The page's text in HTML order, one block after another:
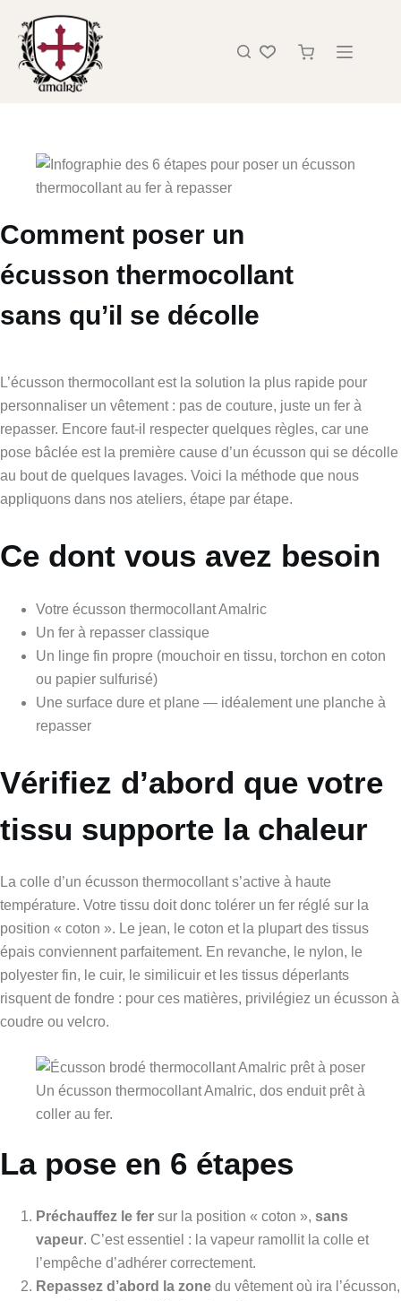
Comment poser un
écusson thermocollant
sans qu’il se décolle
L’écusson thermocollant est la solution la plus rapide pour
personnaliser un vêtement : pas de couture, juste un fer à
repasser. Encore faut-il respecter quelques règles, car une
pose bâclée est la première cause d’un écusson qui se décolle
au bout de quelques lavages. Voici la méthode que nous
appliquons dans nos ateliers, étape par étape.
Ce dont vous avez besoin
Votre écusson thermocollant Amalric
Un fer à repasser classique
Un linge fin propre (mouchoir en tissu, torchon en coton
ou papier sulfurisé)
Une surface dure et plane — idéalement une planche à
repasser
Vérifiez d’abord que votre
tissu supporte la chaleur
La colle d’un écusson thermocollant s’active à haute
température. Votre tissu doit donc tolérer un fer réglé sur la
position « coton ». Le jean, le coton et la plupart des tissus
épais conviennent parfaitement. En revanche, le nylon, le
polyester fin, le cuir, le similicuir et les tissus déperlants
risquent de fondre : pour ces matières, privilégiez un écusson à
coudre ou velcro.
Un écusson thermocollant Amalric, dos enduit prêt à
coller au fer.
La pose en 6 étapes
Préchauffez le fer sur la position « coton », sans
vapeur. C’est essentiel : la vapeur ramollit la colle et
l’empêche d’adhérer correctement.
Repassez d’abord la zone du vêtement où ira l’écusson,